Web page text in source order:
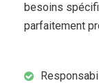
besoins
parfaitement